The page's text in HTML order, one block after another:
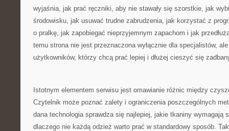
wyjaśnia, jak prać ręczniki, aby nie stawały się szorstkie, jak
środowisku, jak usuwać trudne zabrudzenia, jak korzystać z
o pralkę, jak zapobiegać nieprzyjemnym zapachom i jak
temu strona nie jest przeznaczona wyłącznie dla specjalistów,
użytkowników, którzy chcą prać lepiej i dłużej cieszyć się
Istotnym elementem serwisu jest omawianie różnic między
Czytelnik może poznać zalety i ograniczenia poszczególnych
dana technologia sprawdza się najlepiej, jakie tkaniny wymagają
dlaczego nie każdą odzież warto prać w standardowy sposób.